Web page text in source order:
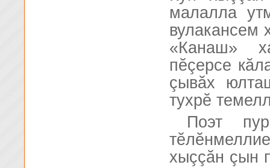
малалла
вулакансем
«Канаш»
пĕçерсе
çывăх
тухрĕ
Поэт
хыççăн çын